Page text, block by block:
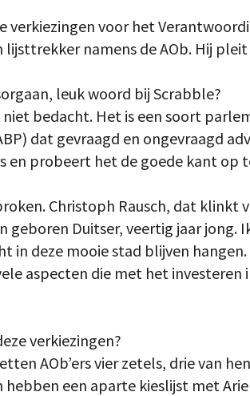
verkiezingen voor het
lijsttrekker namens de AOb. Hij
leuk woord bij Scrabble?
niet bedacht. Het is een soort
dat gevraagd en ongevraagd
en probeert het de goede kant op
Christoph Rausch, dat klinkt
geboren Duitser, veertig jaar jong.
in deze mooie stad blijven
aspecten die met het
verkiezingen?
AOb’ers vier zetels, drie van
hebben een aparte kieslijst met